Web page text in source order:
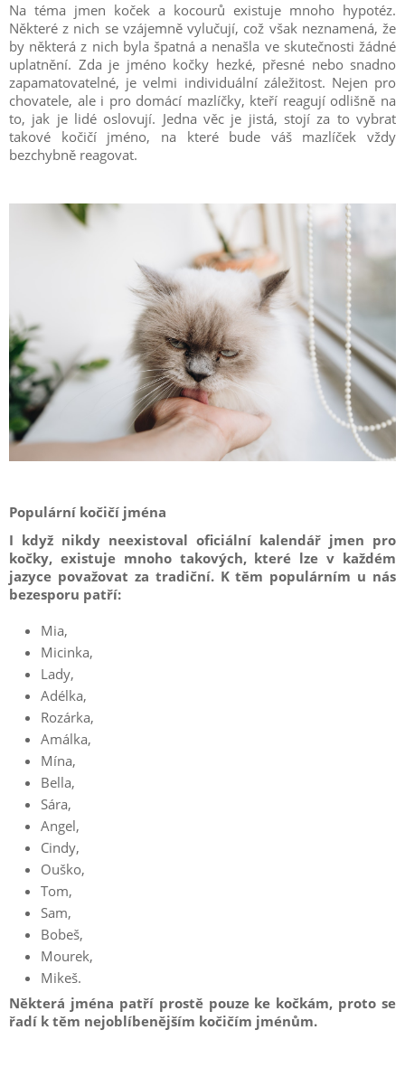
Na téma jmen koček a kocourů existuje mnoho hypotéz.
Některé z nich se vzájemně vylučují, což však neznamená, že
by některá z nich byla špatná a nenašla ve skutečnosti žádné
uplatnění. Zda je jméno kočky hezké, přesné nebo snadno
zapamatovatelné, je velmi individuální záležitost. Nejen pro
chovatele, ale i pro domácí mazlíčky, kteří reagují odlišně na
to, jak je lidé oslovují. Jedna věc je jistá, stojí za to vybrat
takové kočičí jméno, na které bude váš mazlíček vždy
bezchybně reagovat.
Populární kočičí jména
I když nikdy neexistoval oficiální kalendář jmen pro
kočky, existuje mnoho takových, které lze v každém
jazyce považovat za tradiční. K těm populárním u nás
bezesporu patří:
Mia,
Micinka,
Lady,
Adélka,
Rozárka,
Amálka,
Mína,
Bella,
Sára,
Angel,
Cindy,
Ouško,
Tom,
Sam,
Bobeš,
Mourek,
Mikeš.
Některá jména patří prostě pouze ke kočkám, proto se
řadí k těm nejoblíbenějším kočičím jménům.